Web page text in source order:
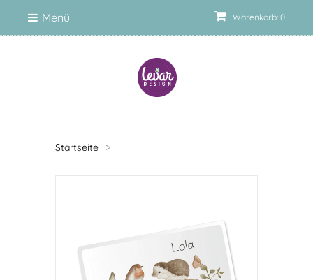
Warenkorb: 0
Menü
Startseite >